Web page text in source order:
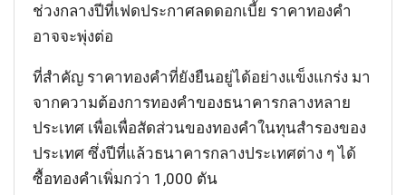
ช่วงกลางปีที่เฟดประกาศลดดอกเบี้ย ราคาทองคำ
อาจจะพุ่งต่อ
ที่สำคัญ ราคาทองคำที่ยังยืนอยู่ได้อย่างแข็งแกร่ง มา
จากความต้องการทองคำของธนาคารกลางหลาย
ประเทศ เพื่อเพื่อสัดส่วนของทองคำในทุนสำรองของ
ประเทศ ซึ่งปีที่แล้วธนาคารกลางประเทศต่าง ๆ ได้
ซื้อทองคำเพิ่มกว่า 1,000 ตัน